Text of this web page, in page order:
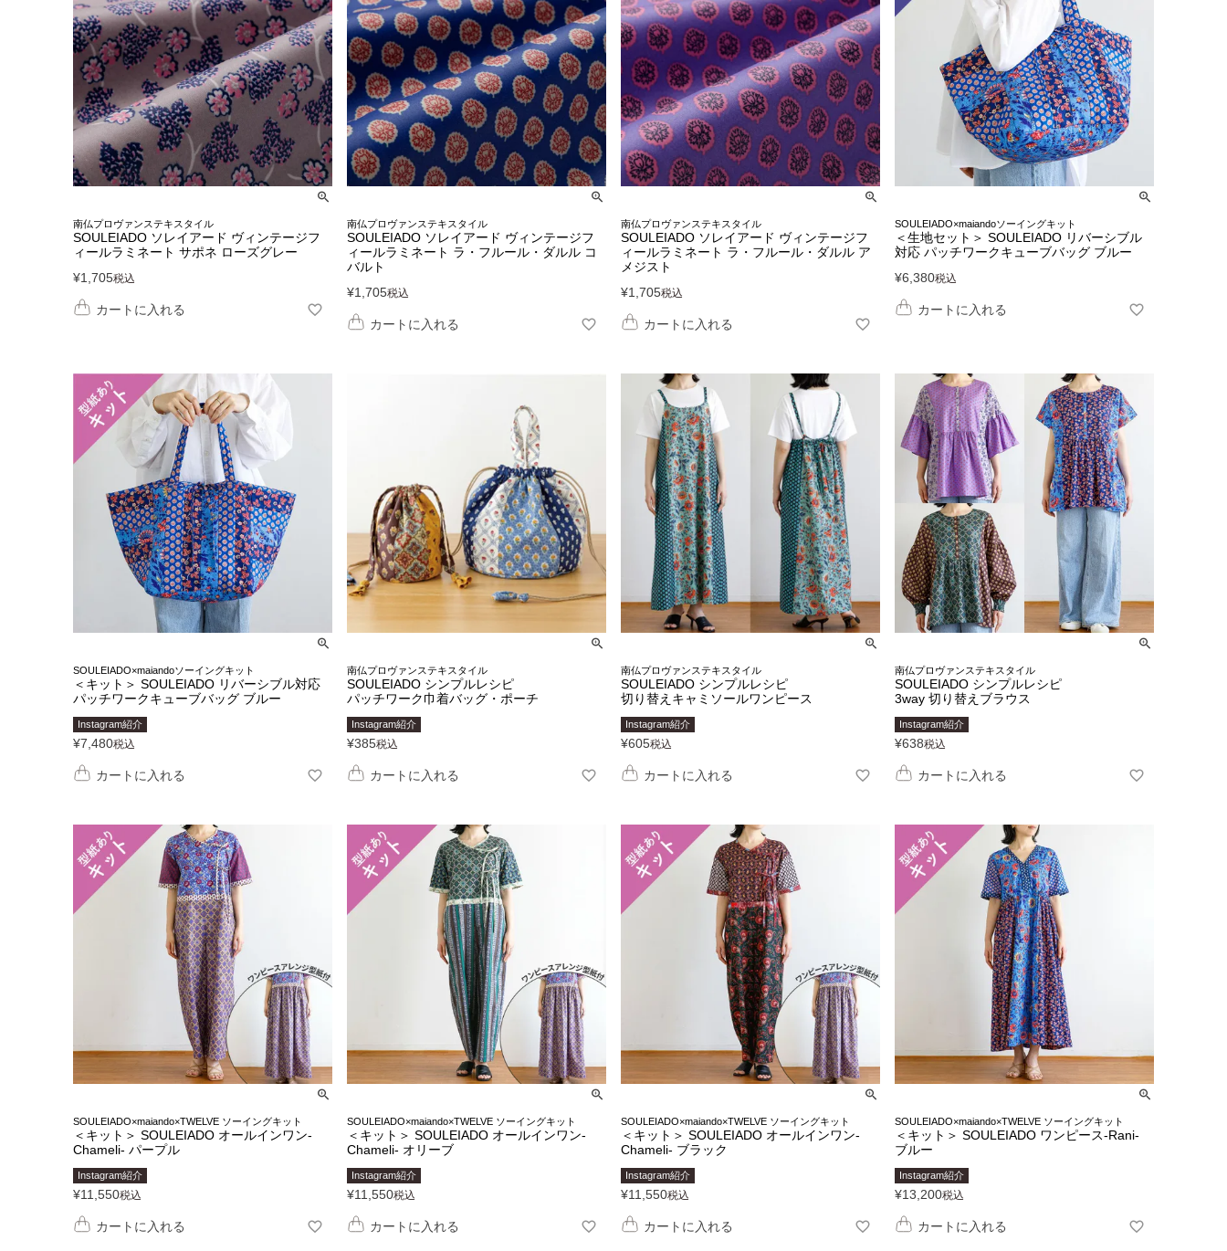
南仏プロヴァンステキスタイル
SOULEIADO ソレイアード ヴィンテージフ
ィールラミネート サポネ ローズグレー
¥1,705税込
カートに入れる
南仏プロヴァンステキスタイル
SOULEIADO ソレイアード ヴィンテージフ
ィールラミネート ラ・フルール・ダルル コ
バルト
¥1,705税込
カートに入れる
南仏プロヴァンステキスタイル
SOULEIADO ソレイアード ヴィンテージフ
ィールラミネート ラ・フルール・ダルル ア
メジスト
¥1,705税込
カートに入れる
SOULEIADO×maiandoソーイングキット
＜生地セット＞ SOULEIADO リバーシブル
対応 パッチワークキューブバッグ ブルー
¥6,380税込
カートに入れる
SOULEIADO×maiandoソーイングキット
＜キット＞ SOULEIADO リバーシブル対応
パッチワークキューブバッグ ブルー
Instagram紹介
¥7,480税込
カートに入れる
南仏プロヴァンステキスタイル
SOULEIADO シンプルレシピ
パッチワーク巾着バッグ・ポーチ
Instagram紹介
¥385税込
カートに入れる
南仏プロヴァンステキスタイル
SOULEIADO シンプルレシピ
切り替えキャミソールワンピース
Instagram紹介
¥605税込
カートに入れる
南仏プロヴァンステキスタイル
SOULEIADO シンプルレシピ
3way 切り替えブラウス
Instagram紹介
¥638税込
カートに入れる
SOULEIADO×maiando×TWELVE ソーイングキット
＜キット＞ SOULEIADO オールインワン-
Chameli- パープル
Instagram紹介
¥11,550税込
カートに入れる
SOULEIADO×maiando×TWELVE ソーイングキット
＜キット＞ SOULEIADO オールインワン-
Chameli- オリーブ
Instagram紹介
¥11,550税込
カートに入れる
SOULEIADO×maiando×TWELVE ソーイングキット
＜キット＞ SOULEIADO オールインワン-
Chameli- ブラック
Instagram紹介
¥11,550税込
カートに入れる
SOULEIADO×maiando×TWELVE ソーイングキット
＜キット＞ SOULEIADO ワンピース-Rani-
ブルー
Instagram紹介
¥13,200税込
カートに入れる